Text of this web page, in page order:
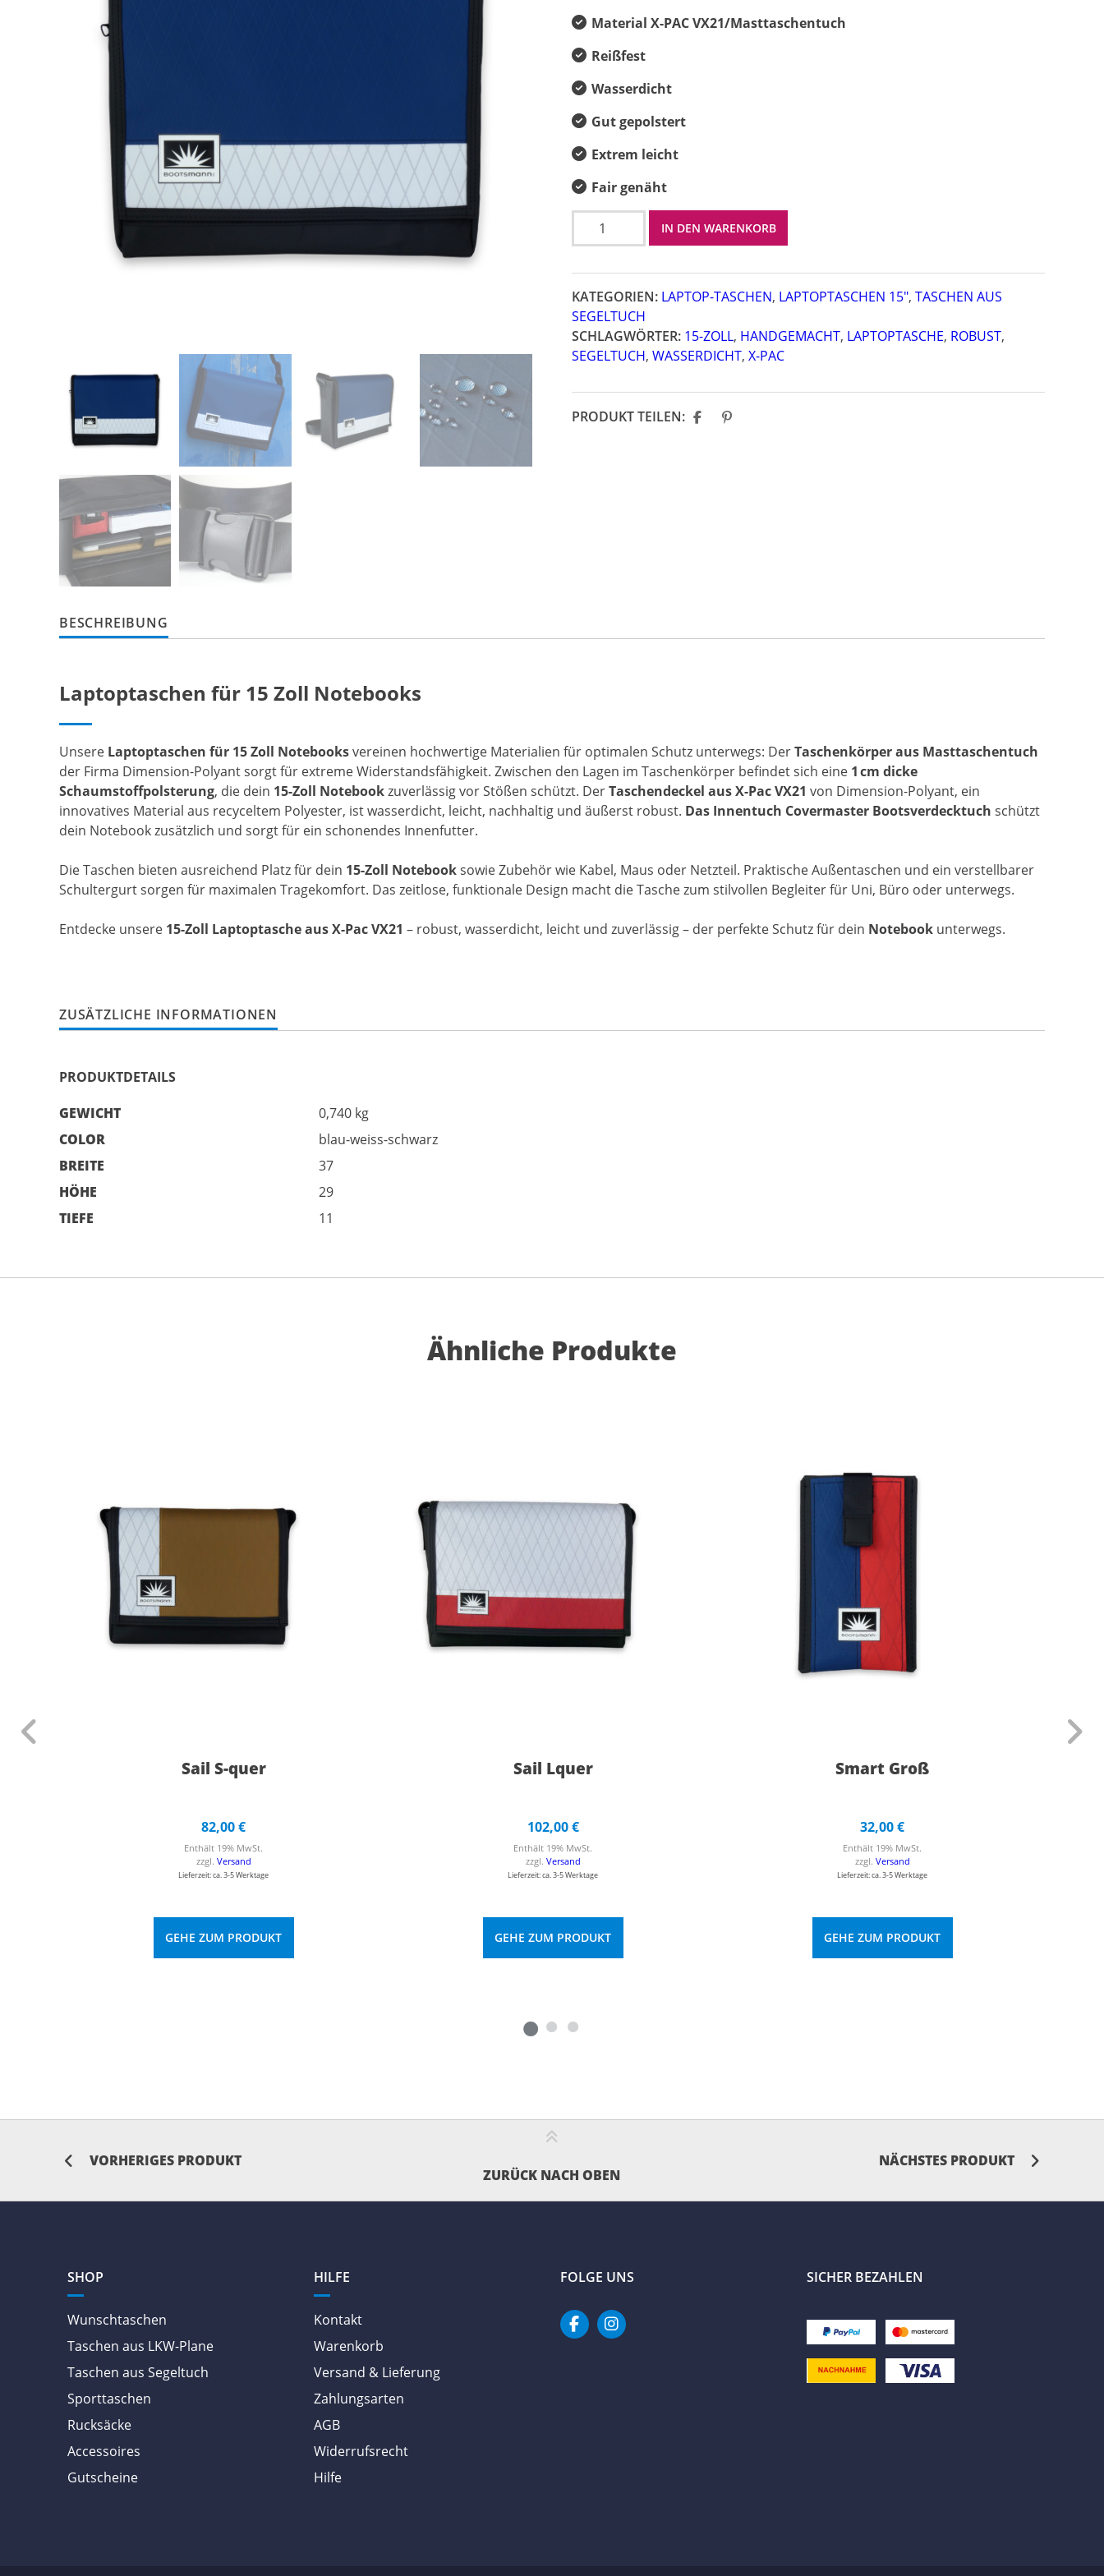
Material X-PAC VX21/Masttaschentuch
Reißfest
Wasserdicht
Gut gepolstert
Extrem leicht
Fair genäht
Laptop
Zoll
Menge
IN DEN WARENKORB
KATEGORIEN: LAPTOP-TASCHEN, LAPTOPTASCHEN 15", TASCHEN AUS
SEGELTUCH
SCHLAGWÖRTER: 15-ZOLL, HANDGEMACHT, LAPTOPTASCHE, ROBUST,
SEGELTUCH, WASSERDICHT, X-PAC
PRODUKT TEILEN:
BESCHREIBUNG
Laptoptaschen für 15 Zoll Notebooks
Unsere Laptoptaschen für 15 Zoll Notebooksvereinen hochwertige Materialien für optimalen Schutz unterwegs: DerTaschenkörper aus Masttaschentuch
der Firma Dimension-Polyant sorgt für extreme Widerstandsfähigkeit. Zwischen den Lagen im Taschenkörper befindet sich eine 1 cm dicke
Schaumstoffpolsterung, die dein 15-Zoll Notebookzuverlässig vor Stößen schützt. DerTaschendeckel aus X-Pac VX21 von Dimension-Polyant, ein
innovatives Material aus recyceltem Polyester, ist wasserdicht, leicht, nachhaltig und äußerst robust. Das Innentuch Covermaster Bootsverdecktuch schützt
dein Notebook zusätzlich und sorgt für ein schonendes Innenfutter.
Die Taschen bieten ausreichend Platz für dein 15-Zoll Notebooksowie Zubehör wie Kabel, Maus oder Netzteil. Praktische Außentaschen und ein verstellbarer
Schultergurt sorgen für maximalen Tragekomfort. Das zeitlose, funktionale Design macht die Tasche zum stilvollen Begleiter für Uni, Büro oder unterwegs.
Entdecke unsere 15-Zoll Laptoptasche aus X-Pac VX21 – robust, wasserdicht, leicht und zuverlässig – der perfekte Schutz für dein Notebookunterwegs.
ZUSÄTZLICHE INFORMATIONEN
PRODUKTDETAILS
GEWICHT
0,740 kg
COLOR
blau-weiss-schwarz
BREITE
37
HÖHE
29
TIEFE
11
Ähnliche Produkte
Sail S-quer
82,00€
Enthält 19% MwSt.
zzgl. Versand
Lieferzeit: ca. 3-5 Werktage
GEHE ZUM PRODUKT
Sail Lquer
102,00€
Enthält 19% MwSt.
zzgl. Versand
Lieferzeit: ca. 3-5 Werktage
GEHE ZUM PRODUKT
Smart Groß
32,00€
Enthält 19% MwSt.
zzgl. Versand
Lieferzeit: ca. 3-5 Werktage
GEHE ZUM PRODUKT
VORHERIGES PRODUKT
NÄCHSTES PRODUKT
ZURÜCK NACH OBEN
SHOP
Wunschtaschen
Taschen aus LKW-Plane
Taschen aus Segeltuch
Sporttaschen
Rucksäcke
Accessoires
Gutscheine
HILFE
Kontakt
Warenkorb
Versand & Lieferung
Zahlungsarten
AGB
Widerrufsrecht
Hilfe
FOLGE UNS SICHER BEZAHLEN